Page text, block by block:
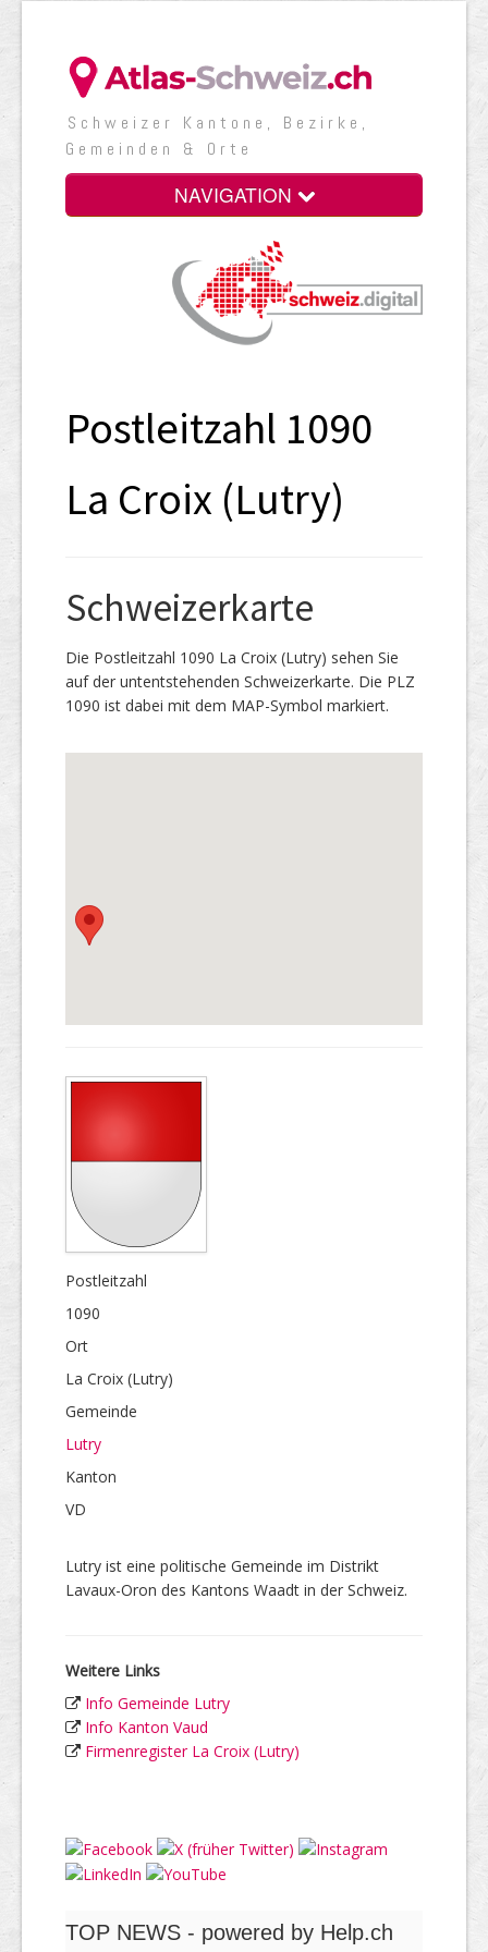
Schweizer Kantone, Bezirke,
Gemeinden & Orte
NAVIGATION
Postleitzahl 1090
La Croix (Lutry)
Schweizerkarte
Die Postleitzahl 1090 La Croix (Lutry) sehen Sie
auf der untentstehenden Schweizerkarte. Die PLZ
1090 ist dabei mit dem MAP-Symbol markiert.
Postleitzahl
1090
Ort
La Croix (Lutry)
Gemeinde
Lutry
Kanton
VD
Lutry ist eine politische Gemeinde im Distrikt
Lavaux-Oron des Kantons Waadt in der Schweiz.
Weitere Links
Info Gemeinde Lutry
Info Kanton Vaud
Firmenregister La Croix (Lutry)